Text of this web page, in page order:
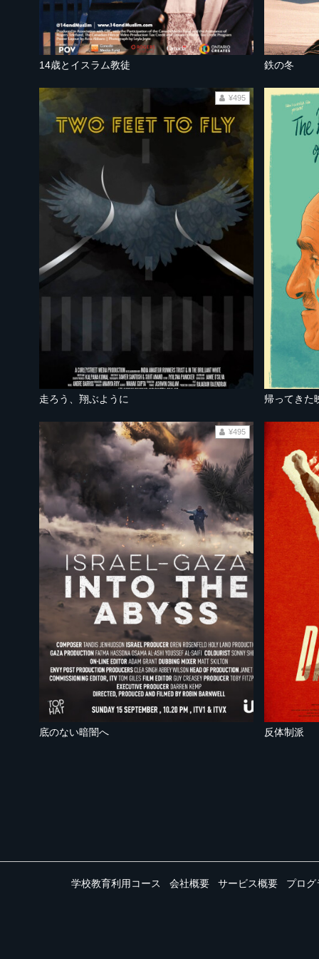
14歳とイスラム教徒 鉄の冬
走ろう、翔ぶように
¥495
帰ってきた
底のない暗闇へ
¥495
反体制派
学校教育利用コース 会社概要 サービス概要 プログ